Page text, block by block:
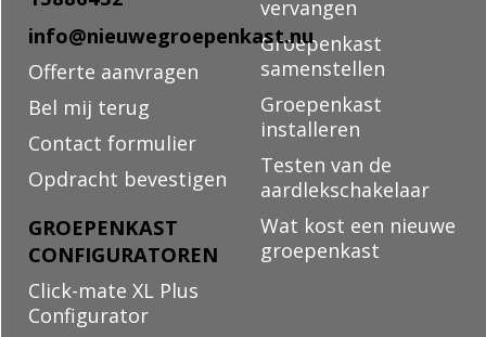
vervangen
Groepenkast
samenstellen
Groepenkast
installeren
Testen van de
aardlekschakelaar
Wat kost een nieuwe
groepenkast
info@nieuwegroepenkast.nu
Offerte aanvragen
Bel mij terug
Contact formulier
Opdracht bevestigen
GROEPENKAST
CONFIGURATOREN
Click-mate XL Plus
Configurator